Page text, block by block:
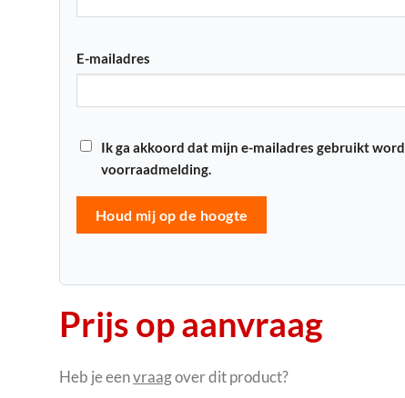
E-mailadres
Ik ga akkoord dat mijn e-mailadres gebruikt
voorraadmelding.
Houd mij op de hoogte
Prijs op aanvraag
Heb je eenvraagover dit product?